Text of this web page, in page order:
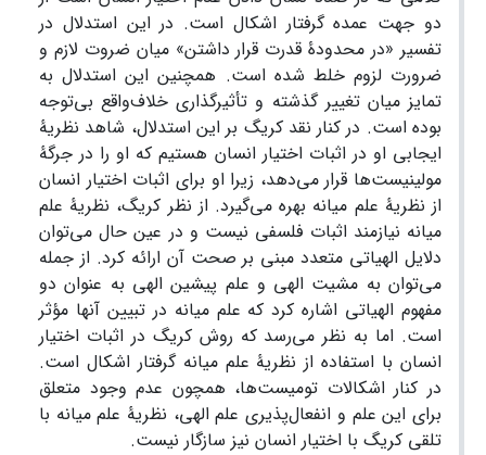
دو جهت عمده گرفتار اشکال است. در این استدلال در
تفسیر «در محدودۀ قدرت قرار داشتن» میان ضروت لازم و
ضرورت لزوم خلط شده است. همچنین این استدلال به
تمایز میان تغییر گذشته و تأثیرگذاری خلاف‌واقع بی‌توجه
بوده است. در کنار نقد کریگ بر این استدلال، شاهد نظریۀ
ایجابی او در اثبات اختیار انسان هستیم که او را در جرگۀ
مولینیست‌ها قرار می‌دهد، زیرا او برای اثبات اختیار انسان
از نظریۀ علم میانه بهره می‌گیرد. از نظر کریگ، نظریۀ علم
میانه نیازمند اثبات فلسفی نیست و در عین حال می‌توان
دلایل الهیاتی متعدد مبنی بر صحت آن ارائه کرد. از جمله
می‌توان به مشیت الهی و علم پیشین الهی به عنوان دو
مفهوم الهیاتی اشاره کرد که علم میانه در تبیین آنها مؤثر
است. اما به نظر می‌رسد که روش کریگ در اثبات اختیار
انسان با استفاده از نظریۀ علم میانه گرفتار اشکال است.
در کنار اشکالات تومیست‌ها، همچون عدم وجود متعلق
برای این علم و انفعال‌پذیری علم الهی، نظریۀ علم میانه با
تلقی کریگ با اختیار انسان نیز سازگار نیست.